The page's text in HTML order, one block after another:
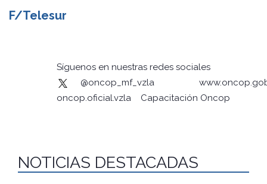
F/Telesur
Síguenos en nuestras redes sociales
@oncop_mf_vzla
oncop.oficial.vzla
Capacitación Oncop
NOTICIAS DESTACADAS